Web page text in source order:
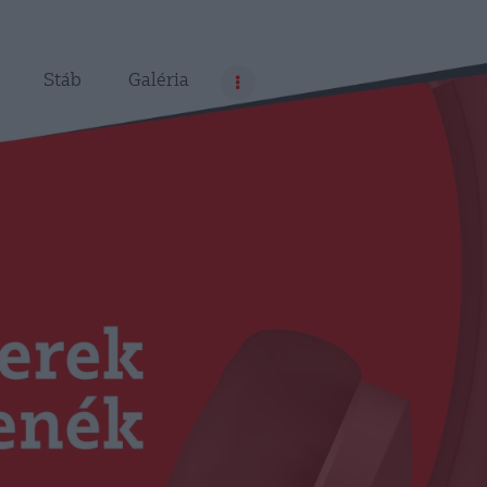
Stáb Galéria